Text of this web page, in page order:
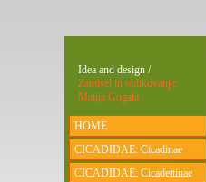
Idea and design /
Zamisel in oblikovanje:
Matija Gogala
HOME
CICADIDAE: Cicadinae
CICADIDAE: Cicadettinae